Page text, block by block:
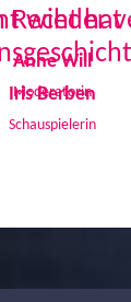
Recht hat
Iris Berben
Schauspielerin